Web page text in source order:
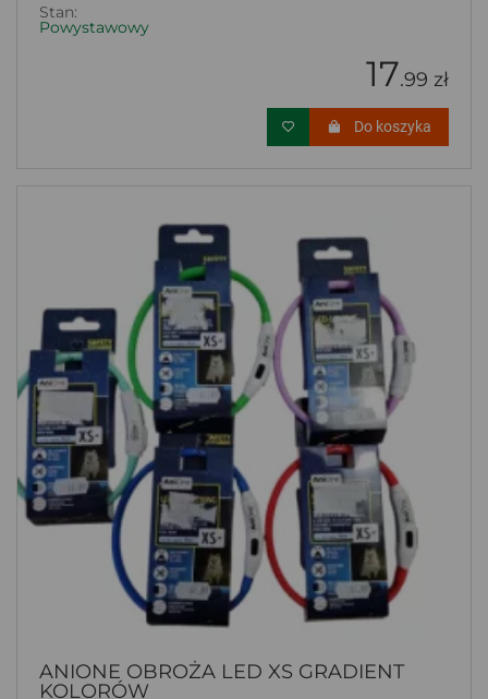
Stan:
Powystawowy
17.99 zł
Do koszyka
ANIONE OBROŻA LED XS GRADIENT
KOLORÓW